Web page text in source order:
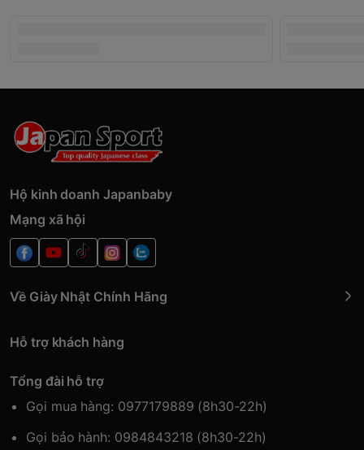
Hộ kinh doanh Japanbaby
Mạng xã hội
Về Giày Nhật Chính Hãng
Hỗ trợ khách hàng
Tổng đài hỗ trợ
Gọi mua hàng: 0977179889 (8h30-22h)
Gọi bảo hành: 0984843218 (8h30-22h)